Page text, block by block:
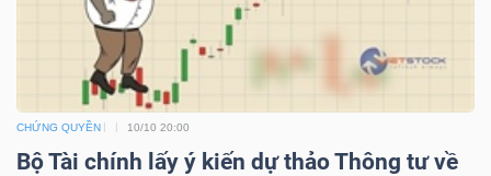
CHỨNG QUYỀN 10/10 20:00
Bộ Tài chính lấy ý kiến dự thảo Thông tư về
NGUYÊN